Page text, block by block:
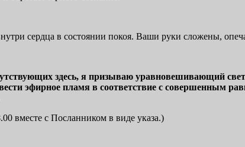
сердца в состоянии покоя. Ваши руки сложены,
здесь, я призываю уравновешивающий
эфирное пламя в соответствие с совершенным
вместе с Посланником в виде указа.)